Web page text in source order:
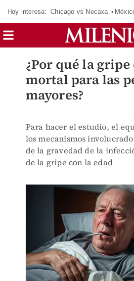
Hoy interesa: Chicago vs Necaxa
¿Por qué la gripe
mortal para las
mayores?
Para hacer el estudio, el
los mecanismos
de la gravedad de la
de la gripe con la edad